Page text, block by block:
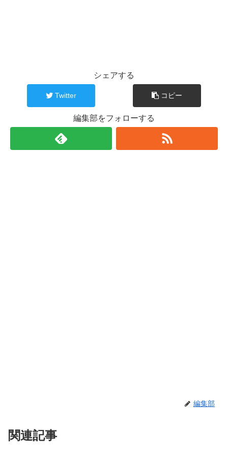
シェアする
Twitter コピー
編集部をフォローする
編集部
関連記事